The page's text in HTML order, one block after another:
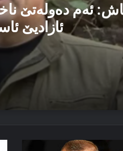
ئەم دەولەتێ
ئازادیێ
ناخوازن دەولەت ل پێشییا
بارزانی د سالڤەگەرا جینۆساییدا